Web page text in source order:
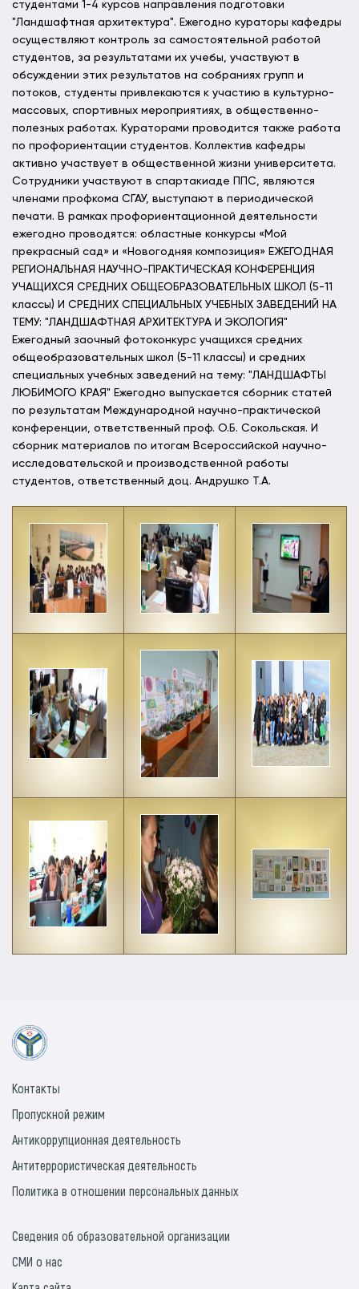
студентами 1-4 курсов направления подготовки
"Ландшафтная архитектура". Ежегодно кураторы кафедры
осуществляют контроль за самостоятельной работой
студентов, за результатами их учебы, участвуют в
обсуждении этих результатов на собраниях групп и
потоков, студенты привлекаются к участию в культурно-
массовых, спортивных мероприятиях, в общественно-
полезных работах. Кураторами проводится также работа
по профориентации студентов. Коллектив кафедры
активно участвует в общественной жизни университета.
Сотрудники участвуют в спартакиаде ППС, являются
членами профкома СГАУ, выступают в периодической
печати. В рамках профориентационной деятельности
ежегодно проводятся: областные конкурсы «Мой
прекрасный сад» и «Новогодняя композиция» ЕЖЕГОДНАЯ
РЕГИОНАЛЬНАЯ НАУЧНО-ПРАКТИЧЕСКАЯ КОНФЕРЕНЦИЯ
УЧАЩИХСЯ СРЕДНИХ ОБЩЕОБРАЗОВАТЕЛЬНЫХ ШКОЛ (5-11
классы) И СРЕДНИХ СПЕЦИАЛЬНЫХ УЧЕБНЫХ ЗАВЕДЕНИЙ НА
ТЕМУ: "ЛАНДШАФТНАЯ АРХИТЕКТУРА И ЭКОЛОГИЯ"
Ежегодный заочный фотоконкурс учащихся средних
общеобразовательных школ (5-11 классы) и средних
специальных учебных заведений на тему: "ЛАНДШАФТЫ
ЛЮБИМОГО КРАЯ" Ежегодно выпускается сборник статей
по результатам Международной научно-практической
конференции, ответственный проф. О.Б. Сокольская. И
сборник материалов по итогам Всероссийской научно-
исследовательской и производственной работы
студентов, ответственный доц. Андрушко Т.А.
Контакты
Пропускной режим
Антикоррупционная деятельность
Антитеррористическая деятельность
Политика в отношении персональных данных
Сведения об образовательной организации
СМИ о нас